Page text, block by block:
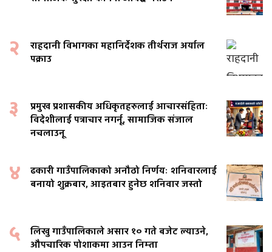
२
राहदानी विभागका महानिर्देशक तीर्थराज अर्याल
पक्राउ
३
प्रमुख प्रशासकीय अधिकृतहरुलाई आचारसंहिताः
विदेशीलाई पत्राचार नगर्नू, सामाजिक संजाल
नचलाउनू
४
ढकारी गाउँपालिकाको अनौठो निर्णयः शनिवारलाई
बनायो शुक्रबार, आइतबार हुनेछ शनिवार जस्तो
५
लिखु गाउँपालिकाले असार १० गते बजेट ल्याउने,
औपचारिक पोशाकमा आउन निम्ता